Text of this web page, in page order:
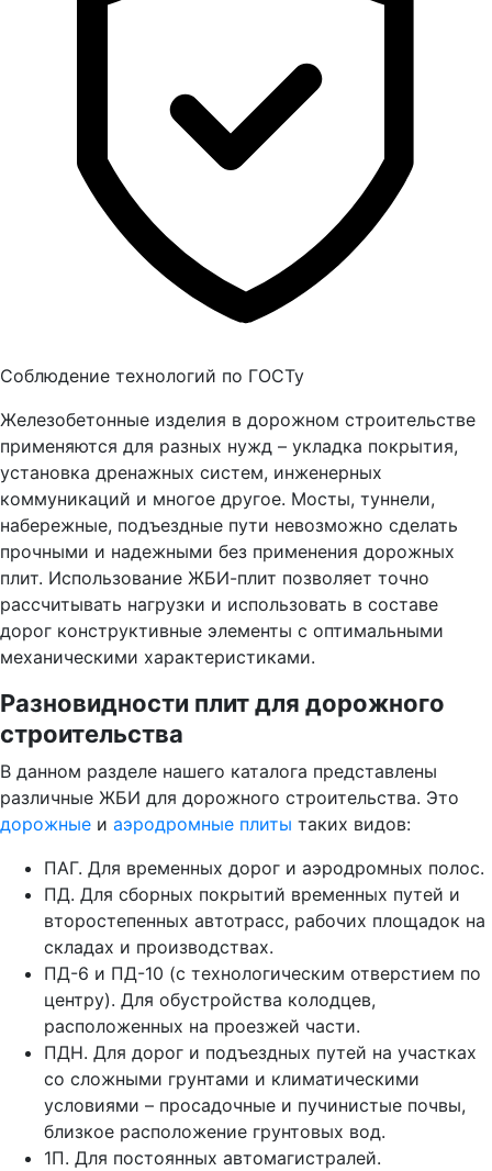
Соблюдение технологий по ГОСТу
Железобетонные изделия в дорожном строительстве
применяются для разных нужд – укладка покрытия,
установка дренажных систем, инженерных
коммуникаций и многое другое. Мосты, туннели,
набережные, подъездные пути невозможно сделать
прочными и надежными без применения дорожных
плит. Использование ЖБИ-плит позволяет точно
рассчитывать нагрузки и использовать в составе
дорог конструктивные элементы с оптимальными
механическими характеристиками.
Разновидности плит для дорожного
строительства
В данном разделе нашего каталога представлены
различные ЖБИ для дорожного строительства. Это
дорожные и аэродромные плиты таких видов:
ПАГ. Для временных дорог и аэродромных полос.
ПД. Для сборных покрытий временных путей и
второстепенных автотрасс, рабочих площадок на
складах и производствах.
ПД-6 и ПД-10 (с технологическим отверстием по
центру). Для обустройства колодцев,
расположенных на проезжей части.
ПДН. Для дорог и подъездных путей на участках
со сложными грунтами и климатическими
условиями – просадочные и пучинистые почвы,
близкое расположение грунтовых вод.
1П. Для постоянных автомагистралей.